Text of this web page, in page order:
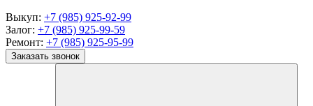
Выкуп: +7 (985) 925-92-99
Залог: +7 (985) 925-99-59
Ремонт: +7 (985) 925-95-99
Заказать звонок